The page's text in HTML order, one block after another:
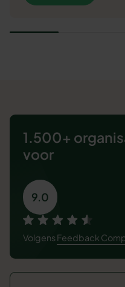
1.500+
voor
9.0
VolgensFeedback